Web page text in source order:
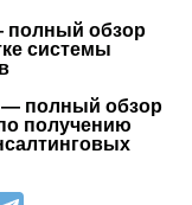
полный обзор
системы
— полный обзор
получению